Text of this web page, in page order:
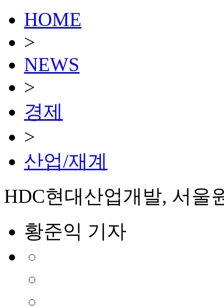
HOME
>
NEWS
>
경제
>
산업/재계
HDC현대산업개발, 서울
황준익 기자